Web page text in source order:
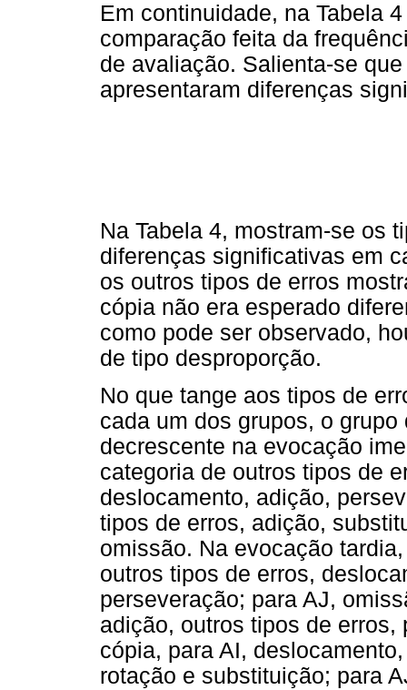
Em continuidade, na Tabela
comparação feita da
de avaliação. Salienta-se
apresentaram diferenças
Na Tabela 4, mostram-se os
diferenças significativas em
os outros tipos de erros
cópia não era esperado
como pode ser observado,
de tipo desproporção.
No que tange aos tipos de
cada um dos grupos, o
decrescente na evocação
categoria de outros tipos de
deslocamento, adição,
tipos de erros, adição,
omissão. Na evocação
outros tipos de erros,
perseveração; para AJ,
adição, outros tipos de
cópia, para AI,
rotação e substituição; para